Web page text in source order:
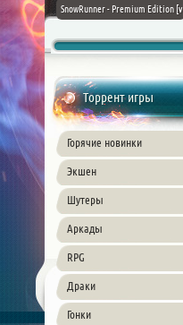
Flag
PC
SnowRunner - Premium Edition [v
Торрент игры
Горячие новинки
Экшен
Шутеры
Аркады
RPG
Драки
Гонки